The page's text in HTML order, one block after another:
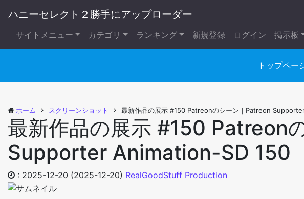
ハニーセレクト２勝手にアップローダー
サイトメニュー カテゴリ ランキング 新規登録 ログイン 掲示板
トップペー
ホーム スクリーンショット 最新作品の展示 #150 Patreonのシーン｜Patreon
最新作品の展示 #150 Patreon
Supporter Animation-SD 150
: 2025-12-20 (2025-12-20) RealGoodStuff Production